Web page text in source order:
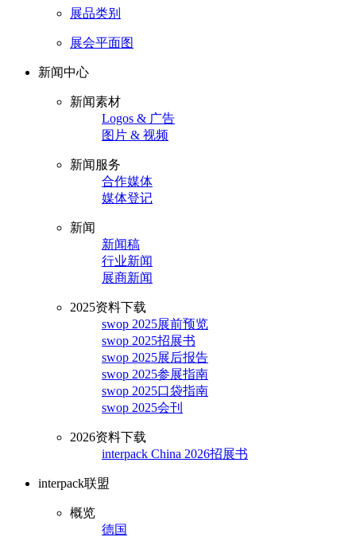
展品类别
展会平面图
新闻中心
新闻素材
Logos & 广告
图片 & 视频
新闻服务
合作媒体
媒体登记
新闻
新闻稿
行业新闻
展商新闻
2025资料下载
swop 2025展前预览
swop 2025招展书
swop 2025展后报告
swop 2025参展指南
swop 2025口袋指南
swop 2025会刊
2026资料下载
interpack China 2026招展书
interpack联盟
概览
德国